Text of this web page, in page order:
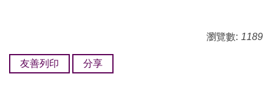
瀏覽數: 1189
友善列印 分享